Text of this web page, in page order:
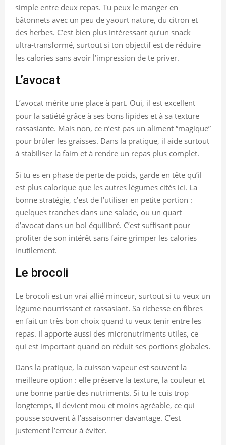
simple entre deux repas. Tu peux le manger en
bâtonnets avec un peu de yaourt nature, du citron et
des herbes. C’est bien plus intéressant qu’un snack
ultra-transformé, surtout si ton objectif est de réduire
les calories sans avoir l’impression de te priver.
L’avocat
L’avocat mérite une place à part. Oui, il est excellent
pour la satiété grâce à ses bons lipides et à sa texture
rassasiante. Mais non, ce n’est pas un aliment “magique”
pour brûler les graisses. Dans la pratique, il aide surtout
à stabiliser la faim et à rendre un repas plus complet.
Si tu es en phase de perte de poids, garde en tête qu’il
est plus calorique que les autres légumes cités ici. La
bonne stratégie, c’est de l’utiliser en petite portion :
quelques tranches dans une salade, ou un quart
d’avocat dans un bol équilibré. C’est suffisant pour
profiter de son intérêt sans faire grimper les calories
inutilement.
Le brocoli
Le brocoli est un vrai allié minceur, surtout si tu veux un
légume nourrissant et rassasiant. Sa richesse en fibres
en fait un très bon choix quand tu veux tenir entre les
repas. Il apporte aussi des micronutriments utiles, ce
qui est important quand on réduit ses portions globales.
Dans la pratique, la cuisson vapeur est souvent la
meilleure option : elle préserve la texture, la couleur et
une bonne partie des nutriments. Si tu le cuis trop
longtemps, il devient mou et moins agréable, ce qui
pousse souvent à l’assaisonner davantage. C’est
justement l’erreur à éviter.